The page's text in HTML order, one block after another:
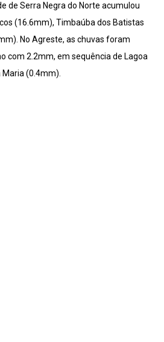
de Serra Negra do Norte acumulou
(16.6mm), Timbaúba dos Batistas
No Agreste, as chuvas foram
com 2.2mm, em sequência de Lagoa
(0.4mm).